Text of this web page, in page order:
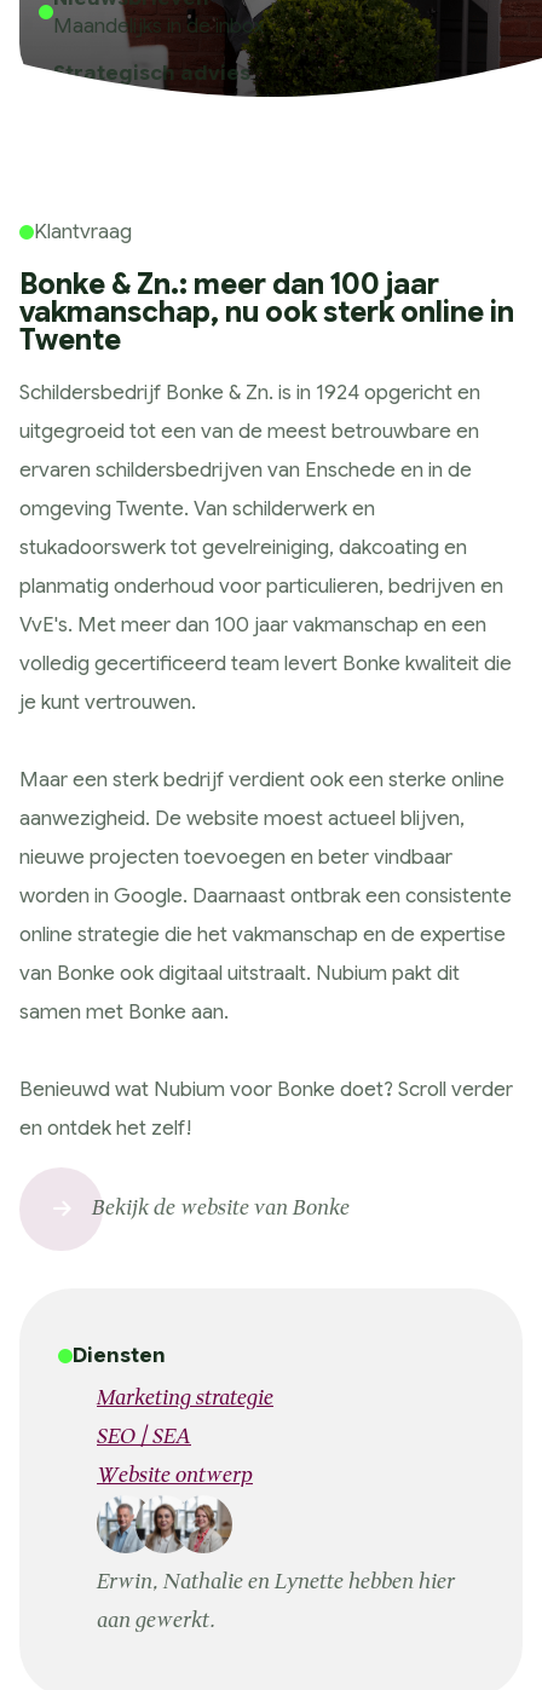
Historie
Strategie
Meting & Analyse
Ontwerp
Huisstijl ontwerp
App ontwerp
Campagne design
Presteren
SEO & GEO
Google Analytics
Conversie en optimalisatie
Google / Social Ads
Innoveren
AI toepassingen
Data gedreven
Samen Groeien
Succesverhalen
Blogs
Hulp nodig?
Maandelijks in de inbox
Strategisch advies
Strategisch sparringpartner
Klantvraag
Bonke & Zn.: meer dan 100 jaar
vakmanschap, nu ook sterk online in
Twente
Schildersbedrijf Bonke & Zn. is in 1924 opgericht en
uitgegroeid tot een van de meest betrouwbare en
ervaren schildersbedrijven van Enschede en in de
omgeving Twente. Van schilderwerk en
stukadoorswerk tot gevelreiniging, dakcoating en
planmatig onderhoud voor particulieren, bedrijven en
VvE's. Met meer dan 100 jaar vakmanschap en een
volledig gecertificeerd team levert Bonke kwaliteit die
je kunt vertrouwen.
Maar een sterk bedrijf verdient ook een sterke online
aanwezigheid. De website moest actueel blijven,
nieuwe projecten toevoegen en beter vindbaar
worden in Google. Daarnaast ontbrak een consistente
online strategie die het vakmanschap en de expertise
van Bonke ook digitaal uitstraalt. Nubium pakt dit
samen met Bonke aan.
Benieuwd wat Nubium voor Bonke doet? Scroll verder
en ontdek het zelf!
Bekijk de website van Bonke
Diensten
Marketing strategie
SEO / SEA
Website ontwerp
Erwin, Nathalie en Lynette hebben hier
aan gewerkt.